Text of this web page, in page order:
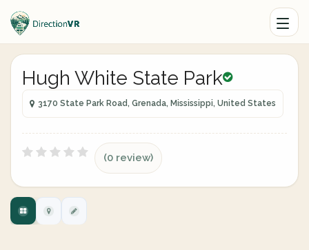
Hugh White State Park
3170 State Park Road, Grenada, Mississippi, United States
(0 review)